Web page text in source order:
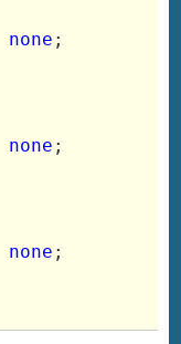
none ;
none ;
none ;